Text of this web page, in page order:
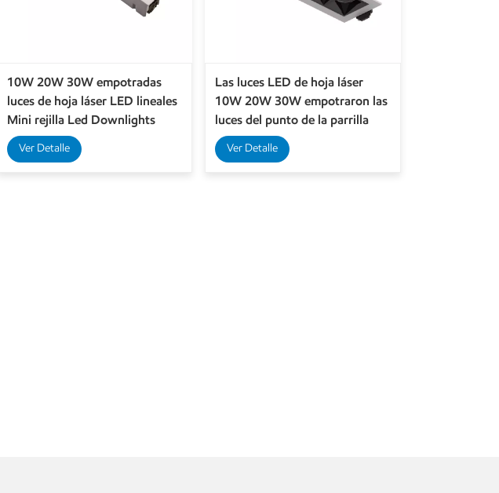
10W 20W 30W empotradas
luces de hoja láser LED lineales
Mini rejilla Led Downlights
Ver Detalle
Las luces LED de hoja láser
10W 20W 30W empotraron las
luces del punto de la parrilla
IP20 para interiores
Ver Detalle